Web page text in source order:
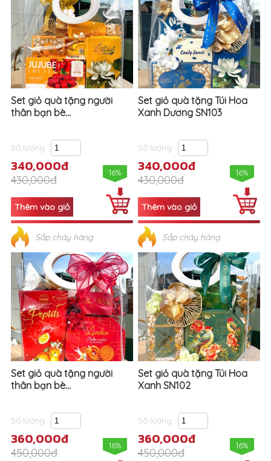
Set giỏ quà tặng người
thân bạn bè...
Số lượng
340,000đ
430,000đ
16%
Sắp cháy hàng
Set giỏ quà tặng Túi Hoa
Xanh Dương SN103
Số lượng
340,000đ
430,000đ
16%
Sắp cháy hàng
Set giỏ quà tặng người
thân bạn bè...
Số lượng
360,000đ
450,000đ
16%
Set giỏ quà tặng Túi Hoa
Xanh SN102
Số lượng
360,000đ
450,000đ
16%